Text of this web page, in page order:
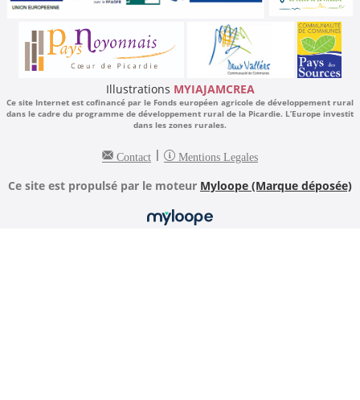
Illustrations MYIAJAMCREA
Ce site Internet est cofinancé par le Fonds européen agricole de développement rural
dans le cadre du programme de développement rural de la Picardie. L’Europe investit
dans les zones rurales.
Contact | Mentions Legales
Ce site est propulsé par le moteur Myloope (Marque déposée)